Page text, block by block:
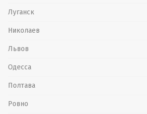
Луганск
Николаев
Львов
Одесса
Полтава
Ровно